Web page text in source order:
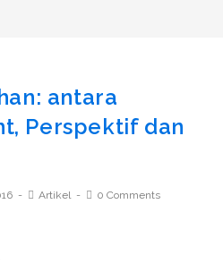
antara
Perspektif dan
Artikel 0 Comments